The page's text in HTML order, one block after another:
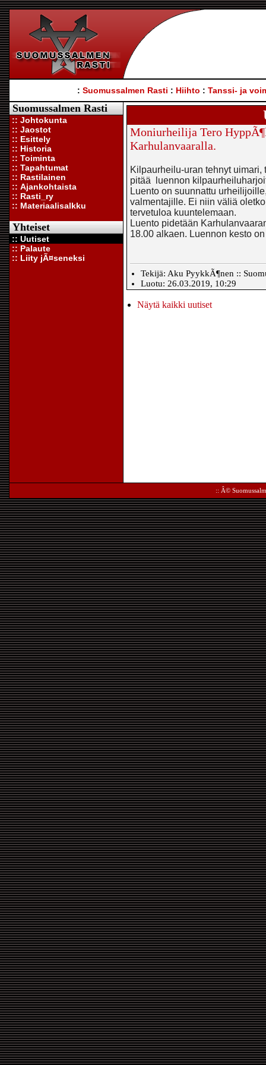
: Suomussalmen Rasti : Hiihto : Tanssi- ja
Suomussalmen Rasti
:: Johtokunta
:: Jaostot
:: Esittely
:: Historia
:: Toiminta
:: Tapahtumat
:: Rastilainen
:: Ajankohtaista
:: Rasti_ry
:: Materiaalisalkku
Yhteiset
:: Uutiset
:: Palaute
:: Liity jÃ¤seneksi
Moniurheilija Tero
Karhulanvaaralla.
Kilpaurheilu-uran tehnyt
pitää luennon
Luento on suunnattu
valmentajille. Ei niin väliä
tervetuloa kuuntelemaan.
Luento pidetään
18.00 alkaen. Luennon kesto
Tekijä: Aku PyykkÃ¶nen ::
Luotu: 26.03.2019, 10:29
Näytä kaikki uutiset
:: Â©